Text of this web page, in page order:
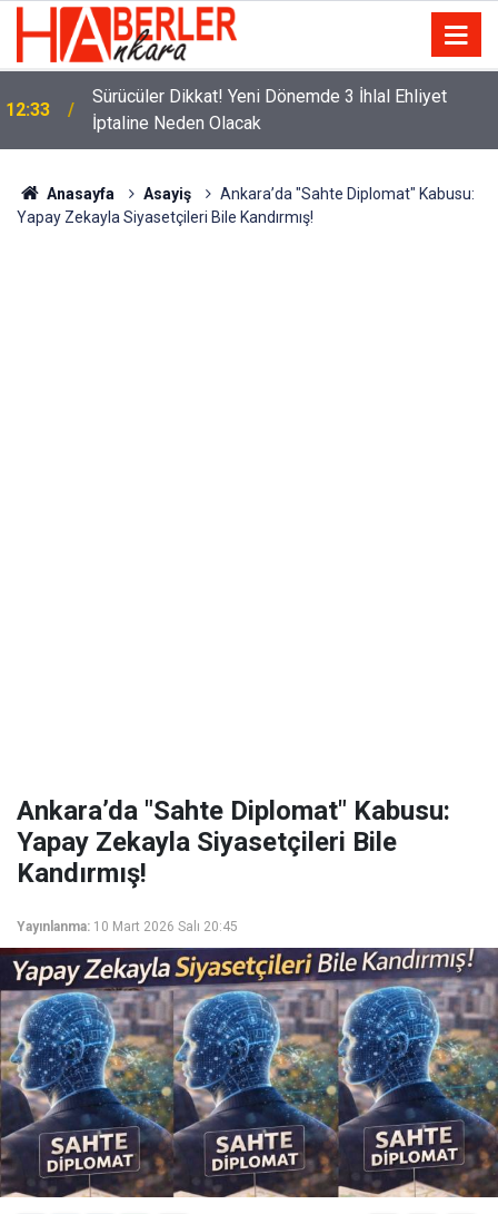
12:33
Sürücüler Dikkat! Yeni Dönemde 3 İhlal Ehliyet
İptaline Neden Olacak
Anasayfa Asayiş
Ankara’da "Sahte Diplomat" Kabusu:
Yapay Zekayla Siyasetçileri Bile Kandırmış!
Ankara’da "Sahte Diplomat" Kabusu:
Yapay Zekayla Siyasetçileri Bile
Kandırmış!
Yayınlanma: 10 Mart 2026 Salı 20:45